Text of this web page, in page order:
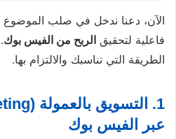
الآن، دعنا ندخل في صلب الموضوع
فاعلية لتحقيق الربح من الفيس بوك
الطريقة التي تناسبك والالتزام بها.
عبر الفيس بوك